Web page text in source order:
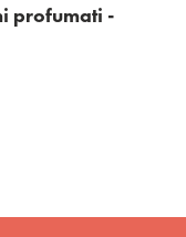
profumati -